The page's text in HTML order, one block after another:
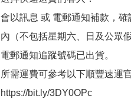
會以訊息 或 電郵通知補款，
內（不包括星期六、日及公眾
電郵通知追蹤號碼已出貨。
所需運費可參考以下順豐速運
https://bit.ly/3DY0OPc